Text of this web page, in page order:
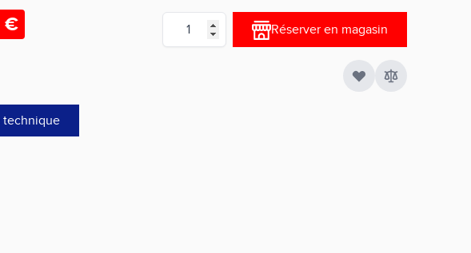
€ Quantité
Réserver en magasin
technique